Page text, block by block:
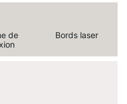
de
Bords laser